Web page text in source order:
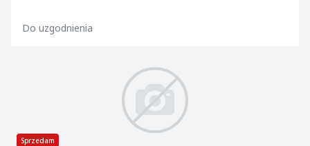
Do uzgodnienia
Sprzedam